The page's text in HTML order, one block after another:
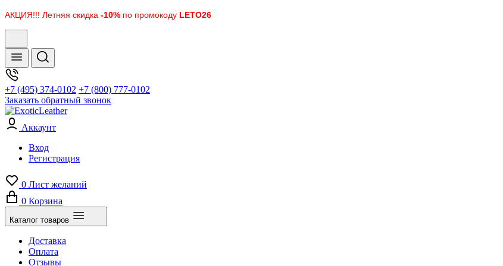
АКЦИЯ!!! Летняя скидка -10% по промокоду LETO26
+7 (495) 374-0102 +7 (800) 777-0102
Заказать обратный звонок
Аккаунт
Вход
Регистрация
0 Лист желаний
0 Корзина
Каталог товаров
Доставка
Оплата
Отзывы